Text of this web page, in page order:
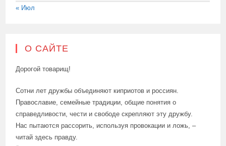
« Июл
О САЙТЕ
Дорогой товарищ!
Сотни лет дружбы объединяют киприотов и россиян.
Православие, семейные традиции, общие понятия о
справедливости, чести и свободе скрепляют эту дружбу.
Нас пытаются рассорить, используя провокации и ложь, –
читай здесь правду.